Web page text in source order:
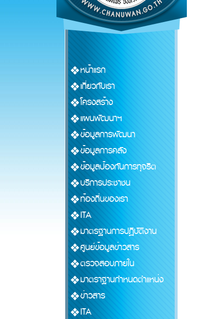
หน้าแรก
เกี่ยวกับเรา
โครงสร้าง
แผนพัฒนาฯ
ข้อมูลการพัฒนา
ข้อมูลการคลัง
ข้อมูลป้องกันการทุจริต
บริการประชาชน
ท้องถิ่นของเรา
ITA
มาตรฐานการปฏิบัติงาน
ศูนย์ข้อมูลข่าวสาร
ตรวจสอบภายใน
มาตราฐานกำหนดตำแหน่ง
ข่าวสาร
ITA